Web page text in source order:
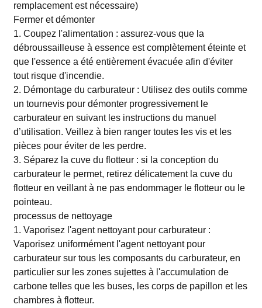
remplacement est nécessaire)
Fermer et démonter
1. Coupez l'alimentation : assurez-vous que la
débroussailleuse à essence est complètement éteinte et
que l'essence a été entièrement évacuée afin d'éviter
tout risque d'incendie.
2. Démontage du carburateur : Utilisez des outils comme
un tournevis pour démonter progressivement le
carburateur en suivant les instructions du manuel
d’utilisation. Veillez à bien ranger toutes les vis et les
pièces pour éviter de les perdre.
3. Séparez la cuve du flotteur : si la conception du
carburateur le permet, retirez délicatement la cuve du
flotteur en veillant à ne pas endommager le flotteur ou le
pointeau.
processus de nettoyage
1. Vaporisez l'agent nettoyant pour carburateur :
Vaporisez uniformément l'agent nettoyant pour
carburateur sur tous les composants du carburateur, en
particulier sur les zones sujettes à l'accumulation de
carbone telles que les buses, les corps de papillon et les
chambres à flotteur.